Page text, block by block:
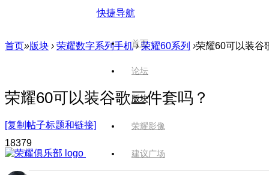
快捷导航
首页
论坛
版块
荣耀影像
建议广场
首页»版块 › 荣耀数字系列手机 › 荣耀60系列 ›荣耀60可以装谷
荣耀60可以装谷歌三件套吗？
[复制帖子标题和链接]
18379